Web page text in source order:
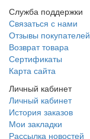
Служба поддержки
Связаться с нами
Отзывы покупателей
Возврат товара
Сертификаты
Карта сайта
Личный кабинет
Личный кабинет
История заказов
Мои закладки
Рассылка новостей